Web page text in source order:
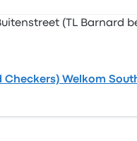
Checkers) Welkom